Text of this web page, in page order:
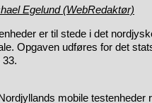
Egelund (WebRedaktør)
er til stede i det
Opgaven udføres for det
mobile testenheder